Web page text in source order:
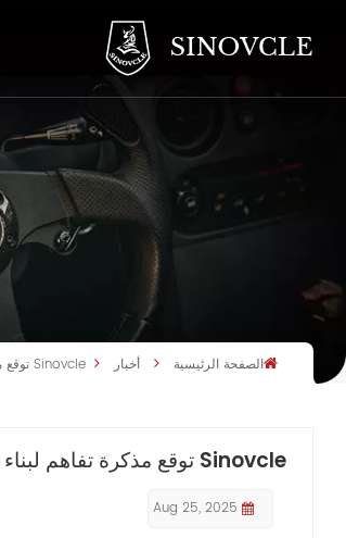
الصفحة الرئيسية أخبار Sinovcle توقع مذكرة تفاهم لبناء مصنع لتجميع السيارات الكهربائية في غانا
Sinovcle توقع مذكرة تفاهم لبناء مصنع لتجميع السيارات الكهربائية في غانا
Aug 25, 2025